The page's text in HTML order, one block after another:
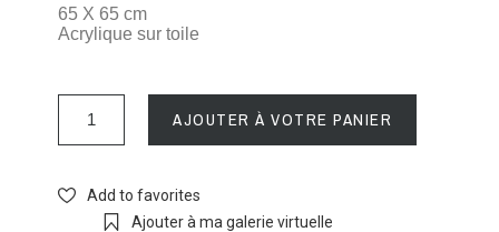
65 X 65 cm
Acrylique sur toile
AJOUTER À VOTRE PANIER
Add to favorites
Ajouter à ma galerie virtuelle